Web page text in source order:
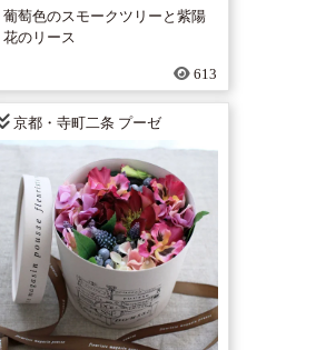
葡萄色のスモークツリーと紫陽
花のリース
613
京都・寺町二条 プーゼ